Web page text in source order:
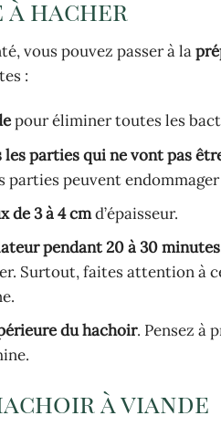
à hacher
vous pouvez passer à la
:
pour éliminer toutes les
parties qui ne vont pas
parties peuvent
de 3 à 4 cmd’épaisseur.
pendant 20 à 30 minutes
Surtout, faites attention à
du hachoir. Pensez à
à viande